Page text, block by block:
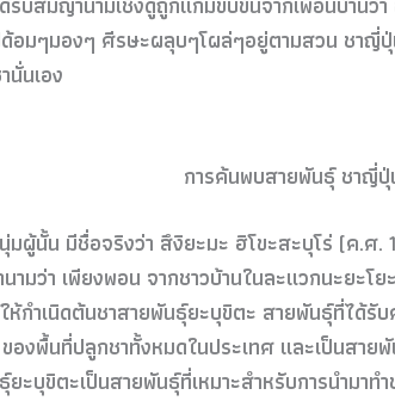
ด้อมๆมองๆ ศีรษะผลุบๆโผล่ๆอยู่ตามสวน ชาญี่
นั่นเอง
การค้นพบสายพันธุ์ ชาญี่ปุ่
มผู้นั้น มีชื่อจริงว่า สึงิยะมะ ฮิโขะสะบุโร่ (ค.ศ.
ามว่า เพียงพอน จากชาวบ้านในละแวกนะยะ
ห้กำเนิดต้นชาสายพันธุ์ยะบุขิตะ สายพันธุ์ที่ได้
องพื้นที่ปลูกชาทั้งหมดในประเทศ และเป็นสาย
ยะบุขิตะเป็นสายพันธุ์ที่เหมาะสำหรับการนำมาท